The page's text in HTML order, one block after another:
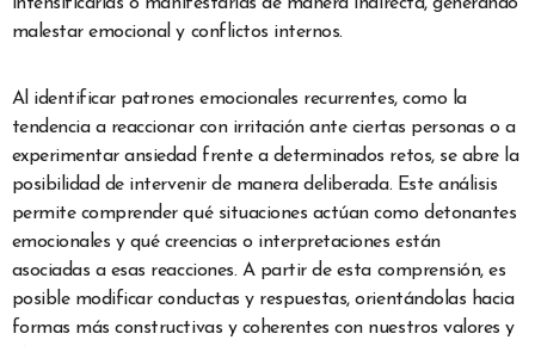
intensificarlas o manifestarlas de manera indirecta, generando
malestar emocional y conflictos internos.
Al identificar patrones emocionales recurrentes, como la
tendencia a reaccionar con irritación ante ciertas personas o a
experimentar ansiedad frente a determinados retos, se abre la
posibilidad de intervenir de manera deliberada. Este análisis
permite comprender qué situaciones actúan como detonantes
emocionales y qué creencias o interpretaciones están
asociadas a esas reacciones. A partir de esta comprensión, es
posible modificar conductas y respuestas, orientándolas hacia
formas más constructivas y coherentes con nuestros valores y